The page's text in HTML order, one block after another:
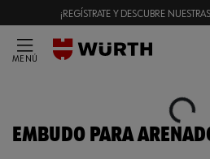
¡REGÍSTRATE Y DESCUBRE
MENÚ
EMBUDO PARA